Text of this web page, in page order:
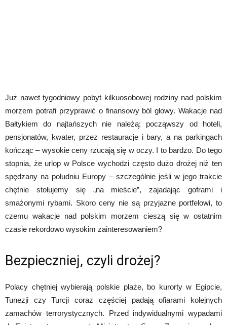
Już nawet tygodniowy pobyt kilkuosobowej rodziny nad polskim
morzem potrafi przyprawić o finansowy ból głowy. Wakacje nad
Bałtykiem do najtańszych nie należą; począwszy od hoteli,
pensjonatów, kwater, przez restauracje i bary, a na parkingach
kończąc – wysokie ceny rzucają się w oczy. I to bardzo. Do tego
stopnia, że urlop w Polsce wychodzi często dużo drożej niż ten
spędzany na południu Europy – szczególnie jeśli w jego trakcie
chętnie stołujemy się „na mieście”, zajadając goframi i
smażonymi rybami. Skoro ceny nie są przyjazne portfelowi, to
czemu wakacje nad polskim morzem cieszą się w ostatnim
czasie rekordowo wysokim zainteresowaniem?
Bezpieczniej, czyli drożej?
Polacy chętniej wybierają polskie plaże, bo kurorty w Egipcie,
Tunezji czy Turcji coraz częściej padają ofiarami kolejnych
zamachów terrorystycznych. Przed indywidualnymi wypadami